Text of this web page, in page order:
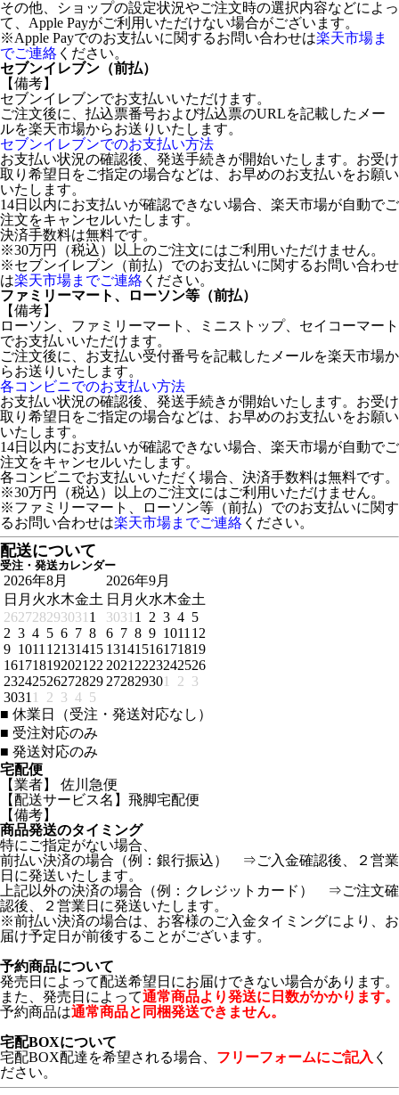
その他、ショップの設定状況やご注文時の選択内容などによっ
て、Apple Payがご利用いただけない場合がございます。
※Apple Payでのお支払いに関するお問い合わせは楽天市場ま
でご連絡 ください。
セブンイレブン（前払）
【備考】
セブンイレブンでお支払いいただけます。
ご注文後に、払込票番号および払込票のURLを記載したメー
ルを楽天市場からお送りいたします。
セブンイレブンでのお支払い方法
お支払い状況の確認後、発送手続きが開始いたします。お受け
取り希望日をご指定の場合などは、お早めのお支払いをお願い
いたします。
14日以内にお支払いが確認できない場合、楽天市場が自動でご
注文をキャンセルいたします。
決済手数料は無料です。
※30万円（税込）以上のご注文にはご利用いただけません。
※セブンイレブン（前払）でのお支払いに関するお問い合わせ
は楽天市場までご連絡 ください。
ファミリーマート、ローソン等（前払）
【備考】
ローソン、ファミリーマート、ミニストップ、セイコーマート
でお支払いいただけます。
ご注文後に、お支払い受付番号を記載したメールを楽天市場か
らお送りいたします。
各コンビニでのお支払い方法
お支払い状況の確認後、発送手続きが開始いたします。お受け
取り希望日をご指定の場合などは、お早めのお支払いをお願い
いたします。
14日以内にお支払いが確認できない場合、楽天市場が自動でご
注文をキャンセルいたします。
各コンビニでお支払いいただく場合、決済手数料は無料です。
※30万円（税込）以上のご注文にはご利用いただけません。
※ファミリーマート、ローソン等（前払）でのお支払いに関す
るお問い合わせは楽天市場までご連絡 ください。
配送について
受注・発送カレンダー
2026年8月
日 月 火水木金土
262728293031 1
2 3 4 5 6 7 8
9 1011 12131415
161718192021 22
23242526272829
3031 1 2 3 4 5
2026年9月
日 月 火水木金土
3031 1 2 3 4 5
6 7 8 9 1011 12
13141516171819
2021 2223242526
272829301 2 3
■ 休業日（受注・発送対応なし）
■ 受注対応のみ
■ 発送対応のみ
宅配便
【業者】 佐川急便
【配送サービス名】飛脚宅配便
【備考】
商品発送のタイミング
特にご指定がない場合、
前払い決済の場合（例：銀行振込） ⇒ご入金確認後、２営業
日に発送いたします。
上記以外の決済の場合（例：クレジットカード） ⇒ご注文確
認後、２営業日に発送いたします。
※前払い決済の場合は、お客様のご入金タイミングにより、お
届け予定日が前後することがございます。
予約商品について
発売日によって配送希望日にお届けできない場合があります。
また、発売日によって通常商品より発送に日数がかかります。
予約商品は通常商品と同梱発送できません。
宅配BOXについて
宅配BOX配達を希望される場合、 フリーフォームにご記入 く
ださい。